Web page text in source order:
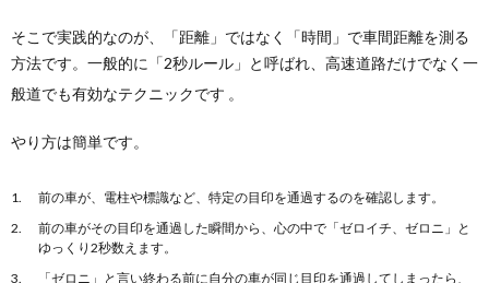
そこで実践的なのが、「距離」ではなく「時間」で車間距離を測る
方法です。一般的に「2秒ルール」と呼ばれ、高速道路だけでなく一
般道でも有効なテクニックです 。
やり方は簡単です。
前の車が、電柱や標識など、特定の目印を通過するのを確認します。
前の車がその目印を通過した瞬間から、心の中で「ゼロイチ、ゼロニ」と
ゆっくり2秒数えます。
「ゼロニ」と言い終わる前に自分の車が同じ目印を通過してしまったら、